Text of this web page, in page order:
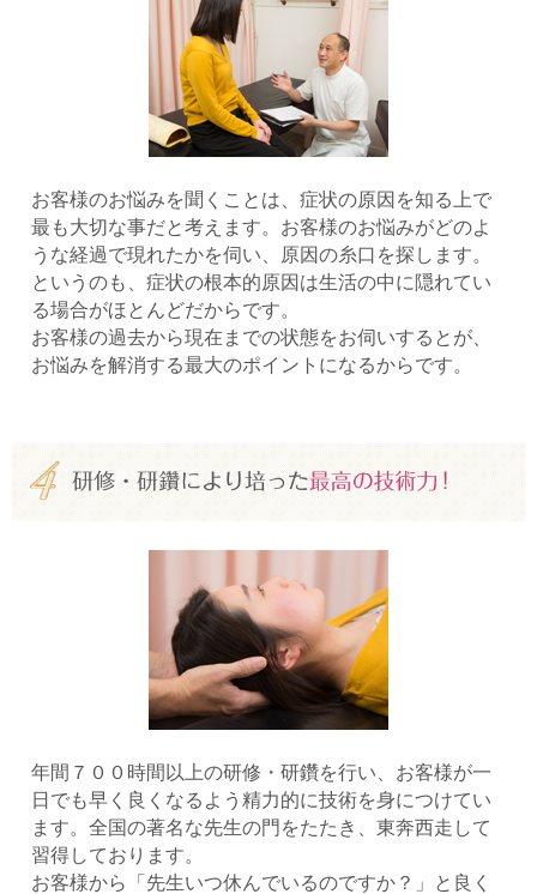
お客様のお悩みを聞くことは、症状の原因を知る上で
最も大切な事だと考えます。お客様のお悩みがどのよ
うな経過で現れたかを伺い、原因の糸口を探します。
というのも、症状の根本的原因は生活の中に隠れてい
る場合がほとんどだからです。
お客様の過去から現在までの状態をお伺いするとが、
お悩みを解消する最大のポイントになるからです。
年間７００時間以上の研修・研鑽を行い、お客様が一
日でも早く良くなるよう精力的に技術を身につけてい
ます。全国の著名な先生の門をたたき、東奔西走して
習得しております。
お客様から「先生いつ休んでいるのですか？」と良く